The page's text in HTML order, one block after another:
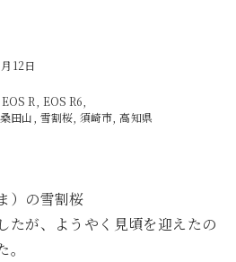
12日
EOS R EOS R6
桑田山 雪割桜 須崎市 高知県
）の雪割桜
たが、ようやく見頃を迎えたの